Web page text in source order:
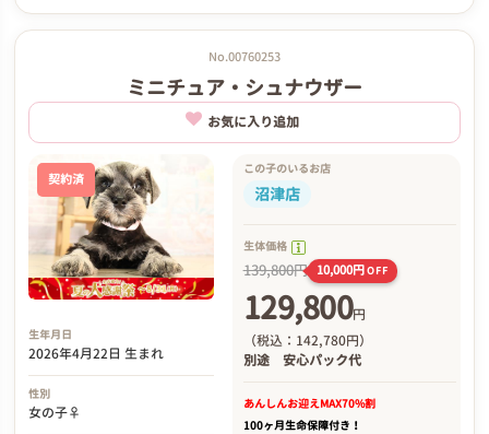
No.00760253
ミニチュア・シュナウザー
お気に入り追加
契約済
生年月日
2026年4月22日 生まれ
性別
女の子♀
この子のいるお店
沼津店
生体価格
139,800円 10,000円OFF
129,800円
（税込：142,780円）
別途 安心パック代
あんしんお迎えMAX70%割
100ヶ月生命保障付き！